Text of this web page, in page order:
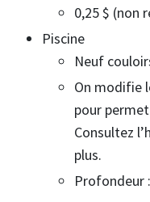
0,25 $ (non
Piscine
Neuf
On modifie
pour
Consultez
plus.
Profondeur